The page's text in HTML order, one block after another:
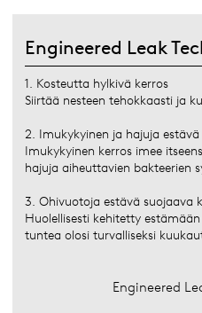
Engineered Leak
1. Kosteutta hylkivä kerros
Siirtää nesteen tehokkaasti ja
2. Imukykyinen ja hajuja estävä
Imukykyinen kerros imee
hajuja aiheuttavien bakteerien
3. Ohivuotoja estävä suojaava
Huolellisesti kehitetty
tuntea olosi turvalliseksi
Engineered